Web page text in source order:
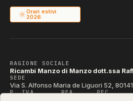
Orari estivi
2026
RAGIONE SOCIALE
Ricambi Manzo di Manzo dott.ssa
SEDE
Via S. Alfonso Maria de Liguori 52,
P. IVA REA PEC